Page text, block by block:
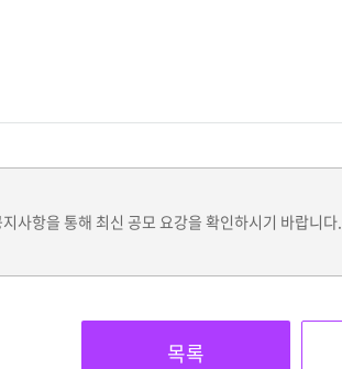
사항을 통해 최신 공모 요강을 확인하시기 바랍니다.
목록